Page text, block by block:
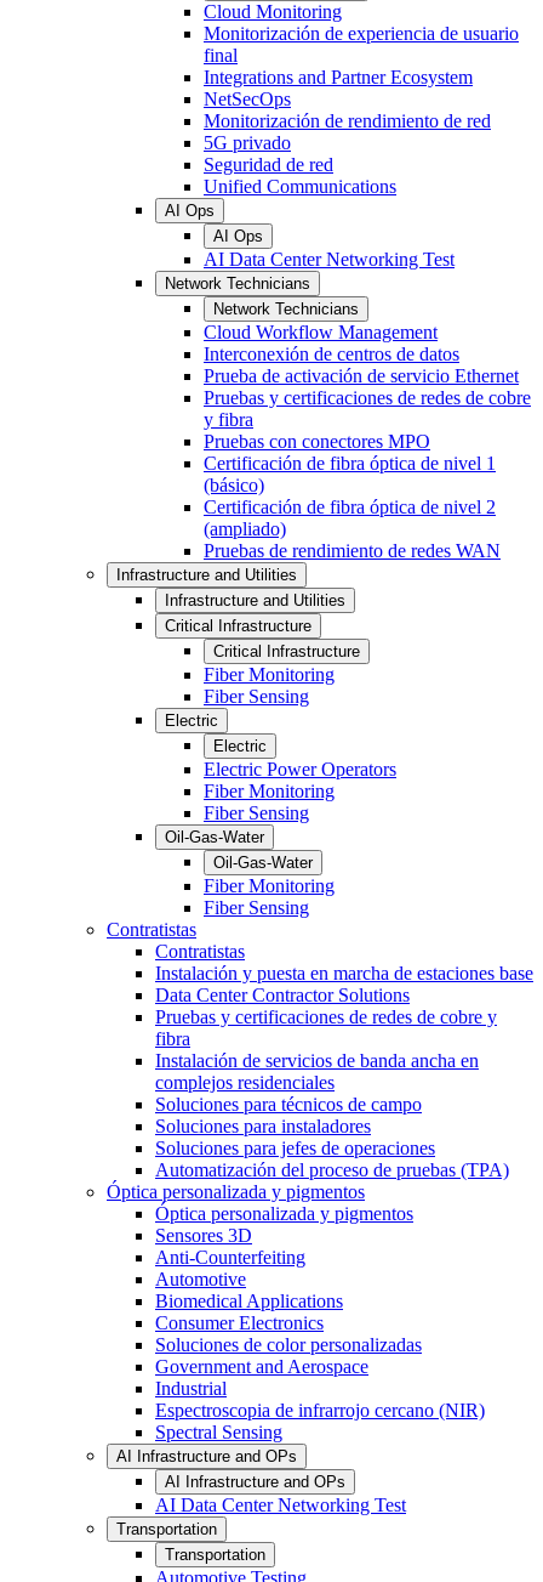
Cloud Monitoring
Monitorización de experiencia de usuario
final
Integrations and Partner Ecosystem
NetSecOps
Monitorización de rendimiento de red
5G privado
Seguridad de red
Unified Communications
AI Ops
AI Ops
AI Data Center Networking Test
Network Technicians
Network Technicians
Cloud Workflow Management
Interconexión de centros de datos
Prueba de activación de servicio Ethernet
Pruebas y certificaciones de redes de cobre
y fibra
Pruebas con conectores MPO
Certificación de fibra óptica de nivel 1
(básico)
Certificación de fibra óptica de nivel 2
(ampliado)
Pruebas de rendimiento de redes WAN
Infrastructure and Utilities
Infrastructure and Utilities
Critical Infrastructure
Critical Infrastructure
Fiber Monitoring
Fiber Sensing
Electric
Electric
Electric Power Operators
Fiber Monitoring
Fiber Sensing
Oil-Gas-Water
Oil-Gas-Water
Fiber Monitoring
Fiber Sensing
Contratistas
Contratistas
Instalación y puesta en marcha de estaciones base
Data Center Contractor Solutions
Pruebas y certificaciones de redes de cobre y
fibra
Instalación de servicios de banda ancha en
complejos residenciales
Soluciones para técnicos de campo
Soluciones para instaladores
Soluciones para jefes de operaciones
Automatización del proceso de pruebas (TPA)
Óptica personalizada y pigmentos
Óptica personalizada y pigmentos
Sensores 3D
Anti-Counterfeiting
Automotive
Biomedical Applications
Consumer Electronics
Soluciones de color personalizadas
Government and Aerospace
Industrial
Espectroscopia de infrarrojo cercano (NIR)
Spectral Sensing
AI Infrastructure and OPs
AI Infrastructure and OPs
AI Data Center Networking Test
Transportation
Transportation